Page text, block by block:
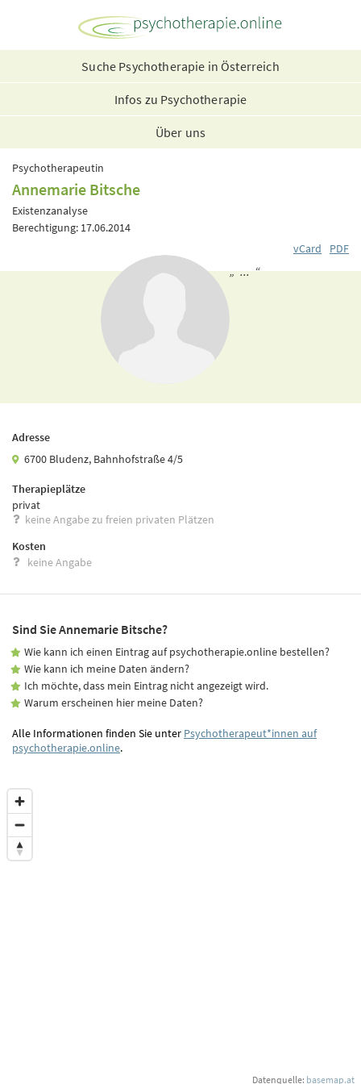
Suche Psychotherapie in Österreich
Infos zu Psychotherapie
Über uns
Psychotherapeutin
Annemarie Bitsche
Existenzanalyse
Berechtigung: 17.06.2014
vCard
PDF
„ ... “
Adresse
6700 Bludenz, Bahnhofstraße 4/5
Therapieplätze
privat
keine Angabe zu freien privaten Plätzen
Kosten
keine Angabe
Sind Sie Annemarie Bitsche?
Wie kann ich einen Eintrag auf psychotherapie.online bestellen?
Wie kann ich meine Daten ändern?
Ich möchte, dass mein Eintrag nicht angezeigt wird.
Warum erscheinen hier meine Daten?
Alle Informationen finden Sie unter Psychotherapeut*innen auf
psychotherapie.online.
Datenquelle: basemap.at